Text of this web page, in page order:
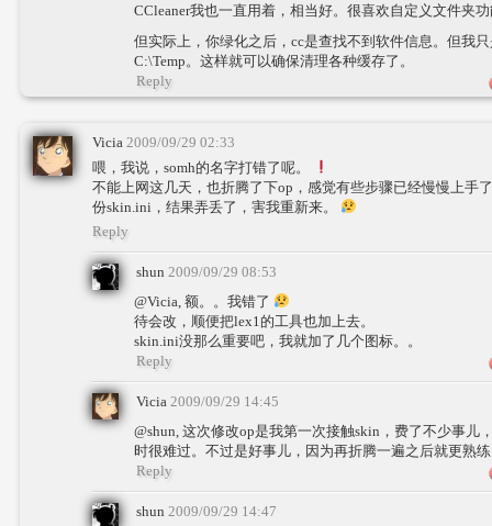
CCleaner我也一直用着，相当好。很喜欢自定义文件夹
但实际上，你绿化之后，cc是查找不到软件信息。但我
C:\Temp。这样就可以确保清理各种缓存了。
Reply
Vicia 2009/09/29 02:33
喂，我说，somh的名字打错了呢。
不能上网这几天，也折腾了下op，感觉有些步骤已经慢慢上手
份skin.ini，结果弄丢了，害我重新来。
Reply
shun 2009/09/29 08:53
@Vicia, 额。。我错了
待会改，顺便把lex1的工具也加上去。
skin.ini没那么重要吧，我就加了几个图标。。
Reply
Vicia 2009/09/29 14:45
@shun, 这次修改op是我第一次接触skin，费了不少事儿
时很难过。不过是好事儿，因为再折腾一遍之后就更熟
Reply
shun 2009/09/29 14:47